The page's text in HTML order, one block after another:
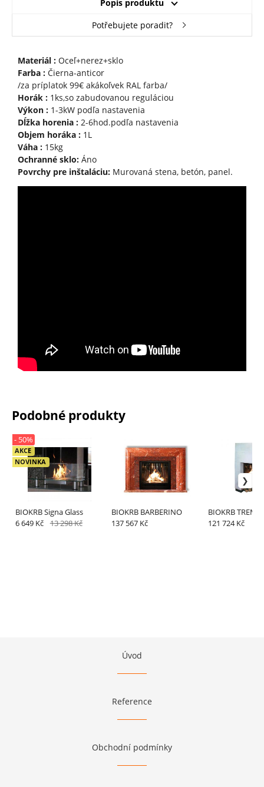
Popis produktu
Potřebujete poradit?
Materiál :Oceľ+nerez+sklo
Farba :Čierna-anticor
/za príplatok 99€ akákoľvek RAL farba/
Horák :1ks,so zabudovanou reguláciou
Výkon :1-3kW podľa nastavenia
Dĺžka horenia :2-6hod.podľa nastavenia
Objem horáka :1L
Váha :15kg
Ochranné sklo:Áno
Povrchy pre inštaláciu:Murovaná stena, betón, panel.
Podobné produkty
BIOKRB Signa Glass
AKCE
NOVINKA
- 50%
6 649 Kč 13 298 Kč
BIOKRB BARBERINO
137 567 Kč
BIOKRB
121 724 Kč
Úvod
Reference
Obchodní podmínky